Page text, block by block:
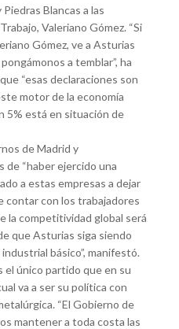
Blancas a las
Valeriano Gómez. “Si
Gómez, ve a Asturias
a temblar”, ha
“esas declaraciones son
motor de la economía
5% está en situación de
de Madrid y
de “haber ejercido una
a estas empresas a dejar
contar con los trabajadores
la competitividad global será
que Asturias siga siendo
básico”, manifestó.
el único partido que en su
va a ser su política con
“El Gobierno de
mantener a toda costa las